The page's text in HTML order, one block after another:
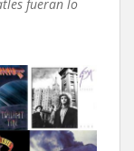
fueran lo